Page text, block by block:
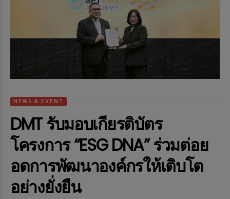
NEWS & EVENT
DMT รับมอบเกียรติบัตร
โครงการ “ESG DNA” ร่วมต่อย
อดการพัฒนาองค์กรให้เติบโต
อย่างยั่งยืน